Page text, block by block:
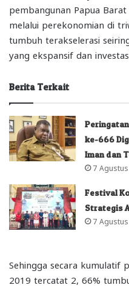
pembangunan Papua
melalui perekonomian di
tumbuh terakselerasi
yang ekspansif dan
Berita Terkait
ke-666
Iman dan
7
Festival
Strategis
7
Sehingga secara kumulatif
2019 tercatat 2, 66%